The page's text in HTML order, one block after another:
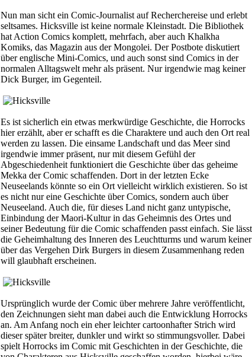
Nun man sicht ein Comic-Journalist auf Recherchereise und erlebt
seltsames. Hicksville ist keine normale Kleinstadt. Die Bibliothek
hat Action Comics komplett, mehrfach, aber auch Khalkha
Komiks, das Magazin aus der Mongolei. Der Postbote diskutiert
über englische Mini-Comics, und auch sonst sind Comics in der
normalen Alltagswelt mehr als präsent. Nur irgendwie mag keiner
Dick Burger, im Gegenteil.
Es ist sicherlich ein etwas merkwürdige Geschichte, die Horrocks
hier erzählt, aber er schafft es die Charaktere und auch den Ort real
werden zu lassen. Die einsame Landschaft und das Meer sind
irgendwie immer präsent, nur mit diesem Gefühl der
Abgeschiedenheit funktioniert die Geschichte über das geheime
Mekka der Comic schaffenden. Dort in der letzten Ecke
Neuseelands könnte so ein Ort vielleicht wirklich existieren. So ist
es nicht nur eine Geschichte über Comics, sondern auch über
Neuseeland. Auch die, für dieses Land nicht ganz untypische,
Einbindung der Maori-Kultur in das Geheimnis des Ortes und
seiner Bedeutung für die Comic schaffenden passt einfach. Sie lässt
die Geheimhaltung des Inneren des Leuchtturms und warum keiner
über das Vergehen Dirk Burgers in diesem Zusammenhang reden
will glaubhaft erscheinen.
Ursprünglich wurde der Comic über mehrere Jahre veröffentlicht,
den Zeichnungen sieht man dabei auch die Entwicklung Horrocks
an. Am Anfang noch ein eher leichter cartoonhafter Strich wird
dieser später breiter, dunkler und wirkt so stimmungsvoller. Dabei
spielt Horrocks im Comic mit Geschichten in der Geschichte, die